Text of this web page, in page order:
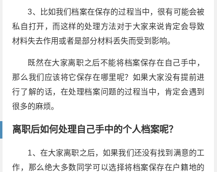
3、比如我们档案在保存的过程当中，很有可能会被
私自打开，而这样的处理方法对于大家来说肯定会导致
材料失去作用或者是部分材料丢失而受到影响。
既然在大家离职之后不能将档案保存在自己手中，
那么我们应该将它保存在哪里呢？如果大家没有提前进
行了解的话，在处理档案问题的过程当中，肯定会遇到
很多的麻烦。
离职后如何处理自己手中的个人档案呢？
1、在大家离职之后，如果我们还没有找到满意的工
作，那么绝大多数同学可以选择将档案保存在户籍地的